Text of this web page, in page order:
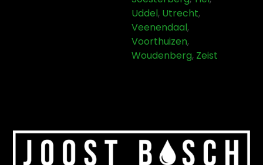
Uddel, Utrecht,
Veenendaal,
Voorthuizen,
Woudenberg, Zeist